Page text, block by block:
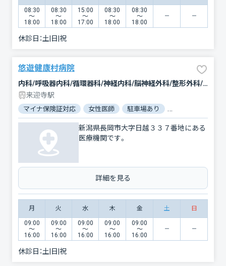
08:30
〜
18:00
08:30
〜
18:00
15:00
〜
17:00
08:30
〜
18:00
08:30
〜
18:00
休診日：土|日|祝
悠遊健康村病院
内科/呼吸器内科/循環器科/神経内科/脳神経外科/整形外科/形成外科/小児科/精神科・神経科/リウマチ科/リハビリテーション
来迎寺駅
マイナ保険証対応 女性医師 駐車場あり
新潟県長岡市大字日越３３７番地にある
医療機関です。
詳細を見る
月 火 水 木 金 土 日
09:00
〜
16:00
09:00
〜
16:00
09:00
〜
16:00
09:00
〜
16:00
09:00
〜
16:00
休診日：土|日|祝